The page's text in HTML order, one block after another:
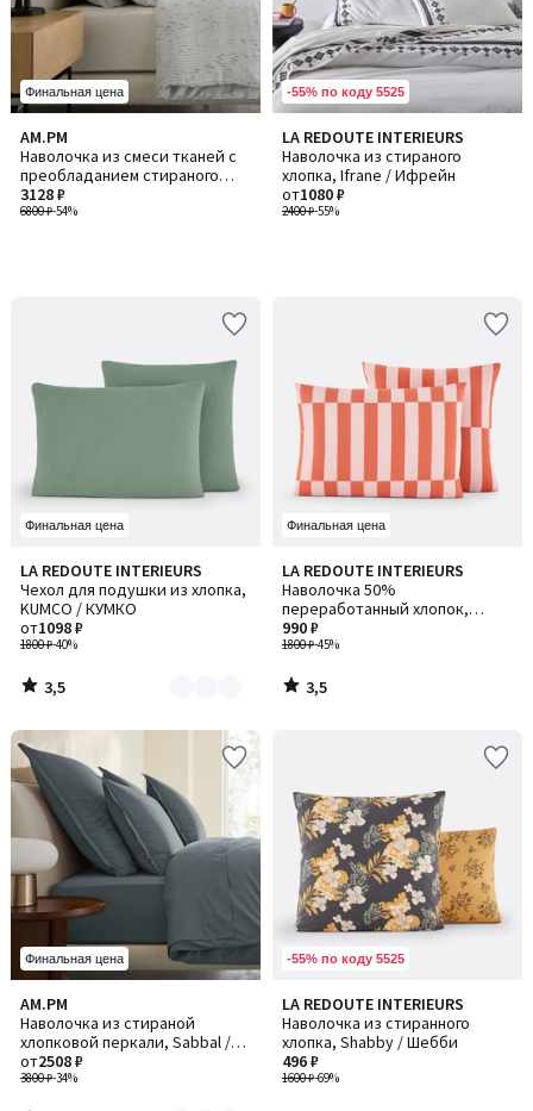
Финальная цена
AM.PM
Наволочка из смеси тканей с
преобладанием стираного
льна, JOSELIA / ДЖОЗЕЛИЯ
6800 ₽-54%
3128 ₽
-55% по коду 5525
LA REDOUTE INTERIEURS
Наволочка из стираного
хлопка, Ifrane / Ифрейн
2400 ₽-55%
от1080 ₽
Финальная цена
LA REDOUTE INTERIEURS
Чехол для подушки из хлопка,
KUMCO / КУМКО
1800 ₽-40%
от1098 ₽
3,5
/ 5
Количество
цветов:
4
3,5
/
Финальная цена
LA REDOUTE INTERIEURS
Наволочка 50%
переработанный хлопок,
Tabaka / Табака, красная
1800 ₽-45%
990 ₽
3,5
/ 5
3,5
/
Финальная цена
AM.PM
Наволочка из стираной
хлопковой перкали, Sabbal /
Саббал
3800 ₽-34%
от2508 ₽
4,6
/ 5
Количество
цветов:
2
-55% по коду 5525
LA REDOUTE INTERIEURS
Наволочка из стиранного
хлопка, Shabby / Шебби
1600 ₽-69%
496 ₽